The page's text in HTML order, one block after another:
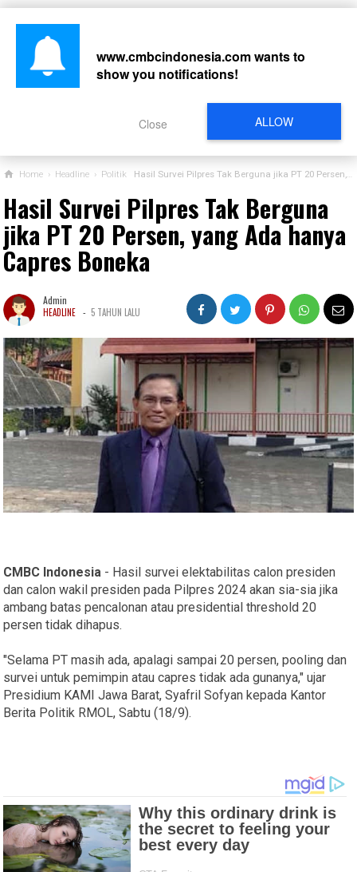
Home › Headline › Politik Hasil Survei Pilpres Tak Berguna jika PT 20 Persen, yang Ada hanya Capres Boneka
Hasil Survei Pilpres Tak Berguna
jika PT 20 Persen, yang Ada hanya
Capres Boneka
Admin
HEADLINE - 5 TAHUN LALU
CMBC Indonesia - Hasil survei elektabilitas calon presiden
dan calon wakil presiden pada Pilpres 2024 akan sia-sia jika
ambang batas pencalonan atau presidential threshold 20
persen tidak dihapus.
"Selama PT masih ada, apalagi sampai 20 persen, pooling dan
survei untuk pemimpin atau capres tidak ada gunanya," ujar
Presidium KAMI Jawa Barat, Syafril Sofyan kepada Kantor
Berita Politik RMOL, Sabtu (18/9).
www.cmbcindonesia.comwants to
show you notifications!
ALLOW
Close